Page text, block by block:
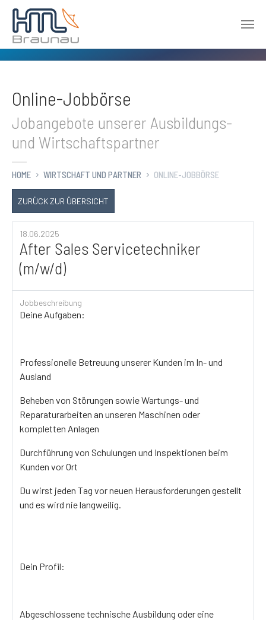
Online-Jobbörse
Jobangebote unserer Ausbildungs-
und Wirtschaftspartner
HOME WIRTSCHAFT UND PARTNER ONLINE-JOBBÖRSE
ZURÜCK ZUR ÜBERSICHT
18.06.2025
After Sales Servicetechniker
(m/w/d)
Jobbeschreibung
Deine Aufgaben:
Professionelle Betreuung unserer Kunden im In- und
Ausland
Beheben von Störungen sowie Wartungs- und
Reparaturarbeiten an unseren Maschinen oder
kompletten Anlagen
Durchführung von Schulungen und Inspektionen beim
Kunden vor Ort
Du wirst jeden Tag vor neuen Herausforderungen gestellt
und es wird nie langweilig.
Dein Profil:
Abgeschlossene technische Ausbildung oder eine